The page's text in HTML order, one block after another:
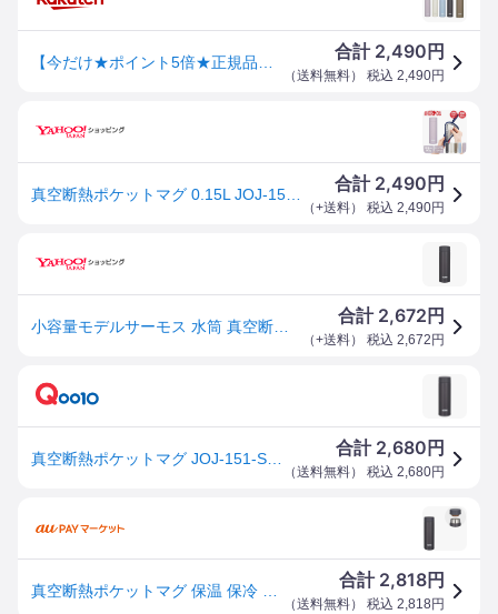
合計 2,490 円
（送料無料） 税込 2,490円
合計 2,490 円
（+送料） 税込 2,490円
合計 2,672 円
（+送料） 税込 2,672 円
合計 2,680 円
（送料無料） 税込 2,680円
合計 2,818円
（送料無料） 税込 2,818 円